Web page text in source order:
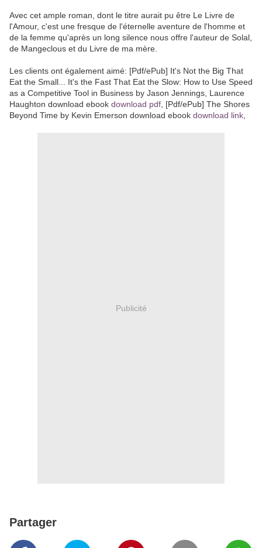
Avec cet ample roman, dont le titre aurait pu être Le Livre de
l'Amour, c'est une fresque de l'éternelle aventure de l'homme et
de la femme qu'après un long silence nous offre l'auteur de Solal,
de Mangeclous et du Livre de ma mère.
Les clients ont également aimé: [Pdf/ePub] It's Not the Big That
Eat the Small... It's the Fast That Eat the Slow: How to Use Speed
as a Competitive Tool in Business by Jason Jennings, Laurence
Haughton download ebook download pdf , [Pdf/ePub] The Shores
Beyond Time by Kevin Emerson download ebook download link
Publicité
Partager